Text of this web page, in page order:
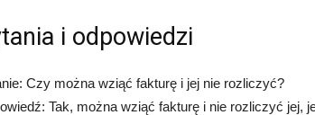
i odpowiedzi
Czy można wziąć fakturę i jej nie rozliczyć?
Tak, można wziąć fakturę i nie rozliczyć jej,